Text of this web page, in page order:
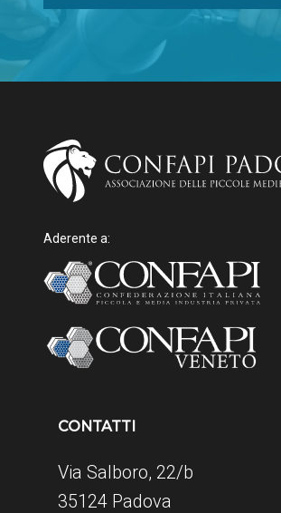
Aderente a:
CONTATTI
Via Salboro, 22/b
35124 Padova